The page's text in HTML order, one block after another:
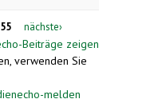
nächste›
Beiträge zeigen
verwenden Sie
melden